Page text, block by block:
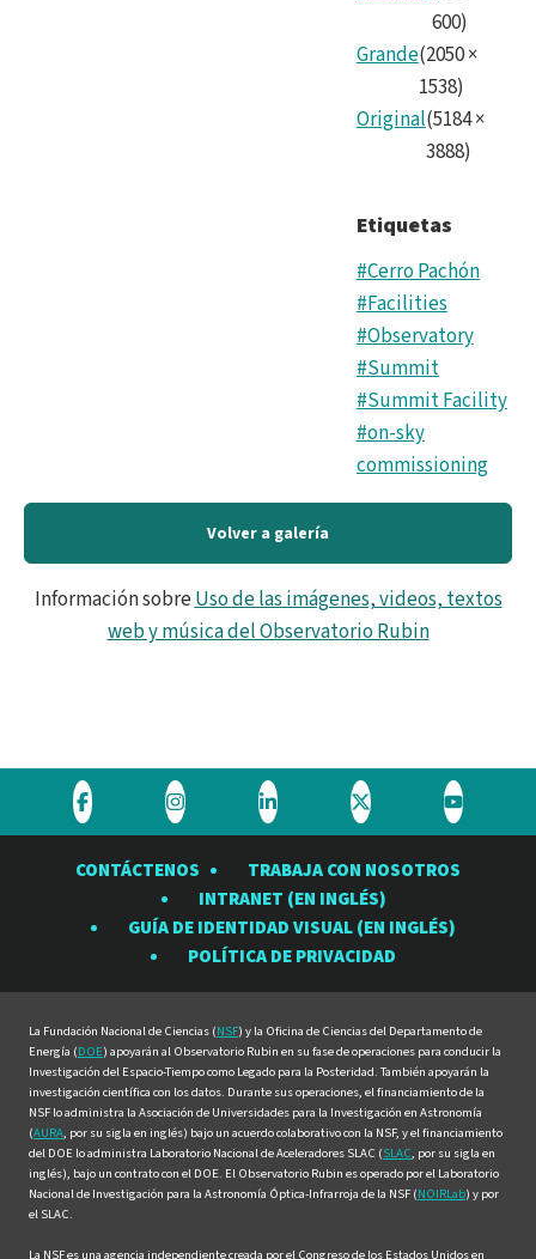
600)
Grande(2050×
1538)
Original(5184×
3888)
Etiquetas
#Cerro Pachón
#Facilities
#Observatory
#Summit
#Summit Facility
#on-sky
commissioning
Volver a galería
Información sobreUso de las imágenes, videos, textos
web y música del Observatorio Rubin
Visite
Observatorio
Visite
Observatorio
Rubin
en
Visite
Observatorio
Rubin
en
Visite
Observatorio
Rubin
en
Visite
Rubin
en
CONTÁCTENOS
TRABAJA CON NOSOTROS
INTRANET (EN INGLÉS)
GUÍA DE IDENTIDAD VISUAL (EN INGLÉS)
POLÍTICA DE PRIVACIDAD
La Fundación Nacional de Ciencias (NSF) y la Oficina de Ciencias del Departamento de
Energía (DOE) apoyarán al Observatorio Rubin en su fase de operaciones para conducir la
Investigación del Espacio-Tiempo como Legado para la Posteridad. También apoyarán la
investigación científica con los datos. Durante sus operaciones, el financiamiento de la
NSF lo administra la Asociación de Universidades para la Investigación en Astronomía
(AURA, por su sigla en inglés) bajo un acuerdo colaborativo con la NSF, y el financiamiento
del DOE lo administra Laboratorio Nacional de Aceleradores SLAC (SLAC, por su sigla en
inglés), bajo un contrato con el DOE. El Observatorio Rubin es operado por el Laboratorio
Nacional de Investigación para la Astronomía Óptica-Infrarroja de la NSF (NOIRLab) y por
el SLAC.
La NSF es una agencia independiente creada por el Congreso de los Estados Unidos en